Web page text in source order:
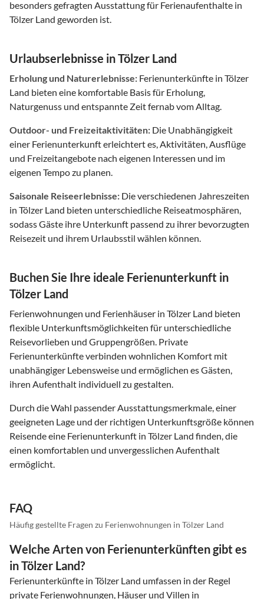
besonders gefragten Ausstattung für Ferienaufenthalte in
Tölzer Land geworden ist.
Urlaubserlebnisse in Tölzer Land
Erholung und Naturerlebnisse: Ferienunterkünfte in Tölzer
Land bieten eine komfortable Basis für Erholung,
Naturgenuss und entspannte Zeit fernab vom Alltag.
Outdoor- und Freizeitaktivitäten: Die Unabhängigkeit
einer Ferienunterkunft erleichtert es, Aktivitäten, Ausflüge
und Freizeitangebote nach eigenen Interessen und im
eigenen Tempo zu planen.
Saisonale Reiseerlebnisse: Die verschiedenen Jahreszeiten
in Tölzer Land bieten unterschiedliche Reiseatmosphären,
sodass Gäste ihre Unterkunft passend zu ihrer bevorzugten
Reisezeit und ihrem Urlaubsstil wählen können.
Buchen Sie Ihre ideale Ferienunterkunft in
Tölzer Land
Ferienwohnungen und Ferienhäuser in Tölzer Land bieten
flexible Unterkunftsmöglichkeiten für unterschiedliche
Reisevorlieben und Gruppengrößen. Private
Ferienunterkünfte verbinden wohnlichen Komfort mit
unabhängiger Lebensweise und ermöglichen es Gästen,
ihren Aufenthalt individuell zu gestalten.
Durch die Wahl passender Ausstattungsmerkmale, einer
geeigneten Lage und der richtigen Unterkunftsgröße können
Reisende eine Ferienunterkunft in Tölzer Land finden, die
einen komfortablen und unvergesslichen Aufenthalt
ermöglicht.
FAQ
Häufig gestellte Fragen zu Ferienwohnungen in Tölzer Land
Welche Arten von Ferienunterkünften gibt es
in Tölzer Land?
Ferienunterkünfte in Tölzer Land umfassen in der Regel
private Ferienwohnungen, Häuser und Villen in